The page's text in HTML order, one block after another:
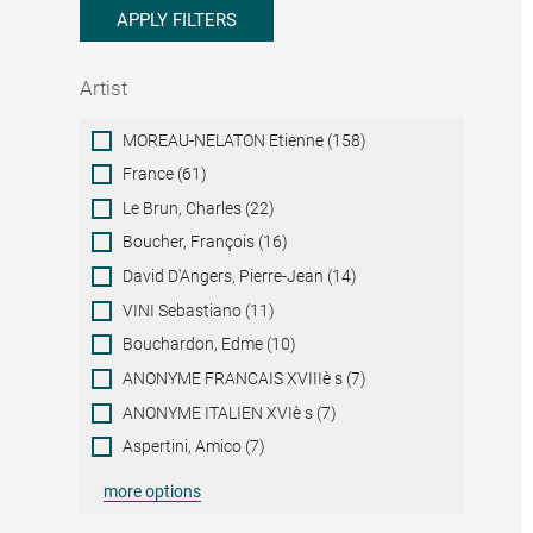
APPLY FILTERS
Artist
ArtistMOREAU-NELATON Etienne (158)
France (61)
Le Brun, Charles (22)
Boucher, François (16)
David D'Angers, Pierre-Jean (14)
VINI Sebastiano (11)
Bouchardon, Edme (10)
ANONYME FRANCAIS XVIIIè s (7)
ANONYME ITALIEN XVIè s (7)
Aspertini, Amico (7)
more options